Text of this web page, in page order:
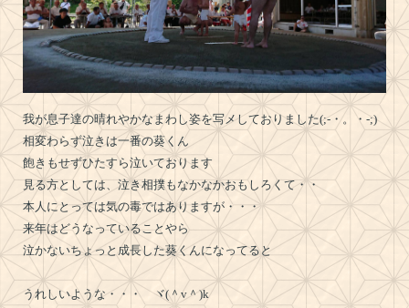
我が息子達の晴れやかなまわし姿を写メしておりました(;-・。・-;)
相変わらず泣きは一番の葵くん
飽きもせずひたすら泣いております
見る方としては、泣き相撲もなかなかおもしろくて・・
本人にとっては気の毒ではありますが・・・
来年はどうなっていることやら
泣かないちょっと成長した葵くんになってると
うれしいような・・・ ヾ(＾v＾)k